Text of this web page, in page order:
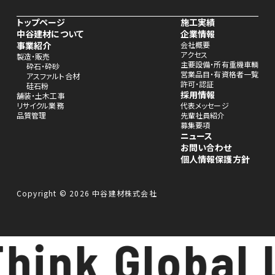
トップページ
中谷建材について
事業紹介
製造・販売
砕石・砕砂
アスファルト合材
硅石粉
舗装・土木工事
リサイクル業務
品質管理
施工実績
企業情報
会社概要
アクセス
主要設備・所有重機車輌
営業品目・有資格者一覧
許可・認証
採用情報
代表メッセージ
先輩社員紹介
募集要項
ニュース
お問い合わせ
個人情報保護方針
Copyright © 2026 中谷建材株式会社
Global